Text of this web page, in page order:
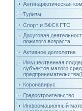
Антинаркотическая
Туризм
Спорт и ВФСК ГТО
Досуговая
пожилого возраста
Активное долголетие
Имущественная
субъектов малого
Коронавирус
Градостроительство
Информационный